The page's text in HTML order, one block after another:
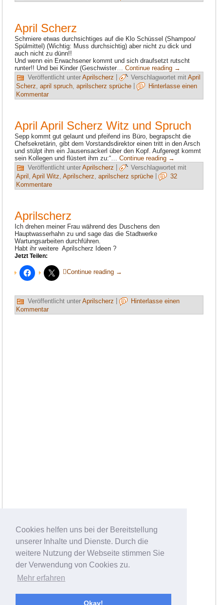
Cookies helfen uns bei der Bereitstellung
unserer Inhalte und Dienste. Durch die
weitere Nutzung der Webseite stimmen Sie
der Verwendung von Cookies zu.
Mehr erfahren
Okay!
April Scherz
Schmiere etwas durchsichtiges auf die Klo Schüssel (Shampoo/
Spülmittel) (Wichtig: Muss durchsichtig) aber nicht zu dick und
auch nicht zu dünn!!
Und wenn ein Erwachsener kommt und sich draufsetzt rutscht
runter!! Und bei Kinder (Geschwister…Continue reading →
Veröffentlicht unter Aprilscherz | Verschlagwortet mit April
Scherz ,april spruch ,aprilscherz sprüche |
Hinterlasse einen
Kommentar
April April Scherz Witz und Spruch
Sepp kommt gut gelaunt und pfeifend ins Büro, begrapscht die
Chefsekretärin, gibt dem Vorstandsdirektor einen tritt in den Arsch
und stülpt ihm ein Jausensackerl über den Kopf. Aufgeregt kommt
sein Kollegen und flüstert ihm zu:“…Continue reading →
Veröffentlicht unter Aprilscherz |
Verschlagwortet mit
April
,April Witz ,Aprilscherz ,aprilscherz sprüche |
32
Kommentare
Aprilscherz
Ich drehen meiner Frau während des Duschens den
Hauptwasserhahn zu und sage das die Stadtwerke
Wartungsarbeiten durchführen.
Habt ihr weitere Aprilscherz Ideen ?
Jetzt Teilen:
Continue reading →
Veröffentlicht unter Aprilscherz |
Hinterlasse einen
Kommentar